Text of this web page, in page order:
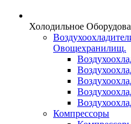
Холодильное
Овощехранилищ.
Компрессоры